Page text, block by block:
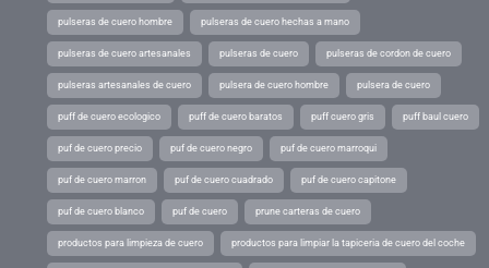
pulseras de cuero hombre pulseras de cuero hechas a mano
pulseras de cuero artesanales pulseras de cuero pulseras de cordon de cuero
pulseras artesanales de cuero pulsera de cuero hombre pulsera de cuero
puff de cuero ecologico puff de cuero baratos puff cuero gris puff baul cuero
puf de cuero precio puf de cuero negro puf de cuero marroqui
puf de cuero marron puf de cuero cuadrado puf de cuero capitone
puf de cuero blanco puf de cuero prune carteras de cuero
productos para limpieza de cuero productos para limpiar la tapiceria de cuero del coche